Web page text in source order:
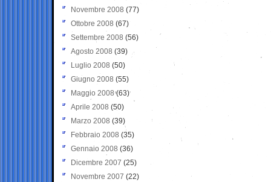
Novembre 2008 (77)
Ottobre 2008 (67)
Settembre 2008 (56)
Agosto 2008 (39)
Luglio 2008 (50)
Giugno 2008 (55)
Maggio 2008(63)
Aprile 2008 (50)
Marzo 2008 (39)
Febbraio 2008 (35)
Gennaio 2008 (36)
Dicembre 2007 (25)
Novembre 2007 (22)